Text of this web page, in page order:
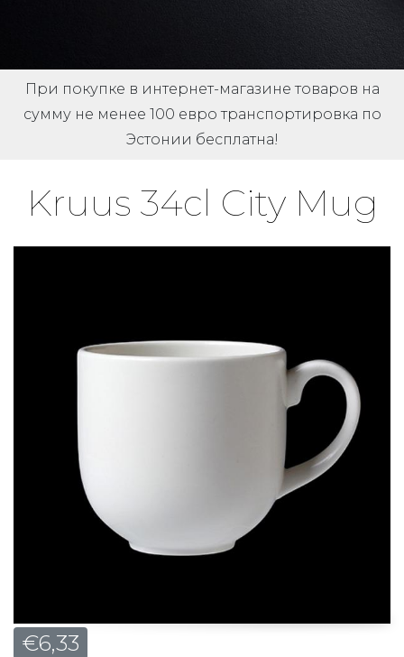
При покупке в интернет-магазине товаров на
сумму не менее 100 евро транспортировка по
Эстонии бесплатна!
Kruus 34cl City Mug
€6,33